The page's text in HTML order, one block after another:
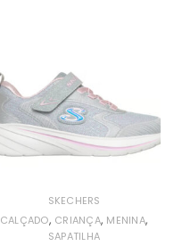
SKECHERS
CALÇADO, CRIANÇA, MENINA,
SAPATILHA